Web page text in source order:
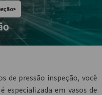
de pressão inspeção, você
especializada em vasos de